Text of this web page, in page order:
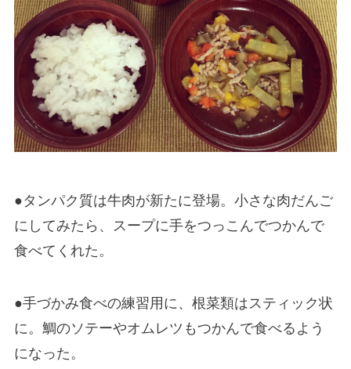
●タンパク質は牛肉が新たに登場。小さな肉だんご
にしてみたら、スープに手をつっこんでつかんで
食べてくれた。
●手づかみ食べの練習用に、根菜類はスティック状
に。鯛のソテーやオムレツもつかんで食べるよう
になった。